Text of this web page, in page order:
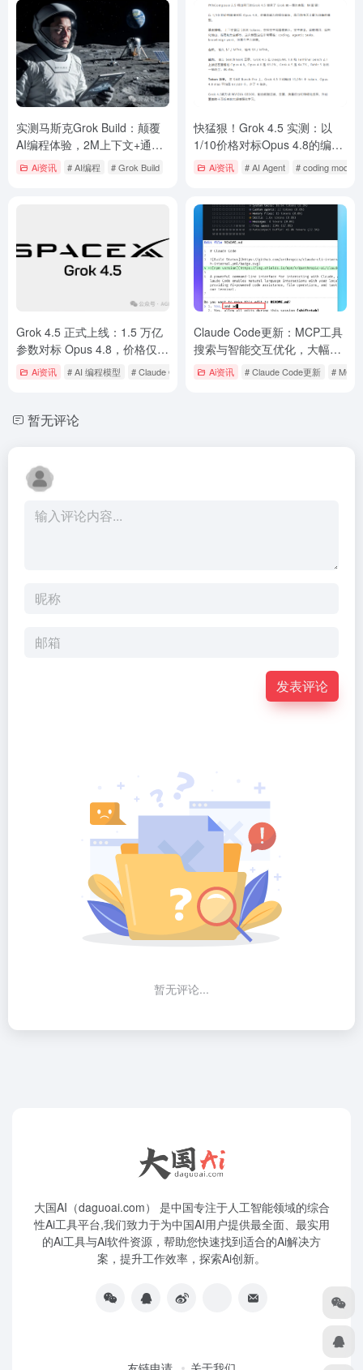
实测马斯克Grok Build：颠覆
AI编程体验，2M上下文+通用
Agent野心，Claude Code慌
了吗？
Ai资讯 # AI编程 # Grok Build
快猛狠！Grok 4.5 实测：以
1/10价格对标Opus 4.8的编程
新王Ai资讯 # AI Agent # coding model
Grok 4.5 正式上线：1.5 万亿
参数对标 Opus 4.8，价格仅为
四分之一，马斯克这次要掀桌
Ai资讯 # AI 编程模型 # Claude Opus 4.8 # Cursor
Claude Code更新：MCP工具
搜索与智能交互优化，大幅提
升开发效率
Ai资讯 # Claude Code更新 # MCP
暂无评论
发表评论
暂无评论...
大国AI（daguoai.com） 是中国专注于人工智能领域的综合
性Ai工具平台,我们致力于为中国AI用户提供最全面、最实用
的Ai工具与Ai软件资源，帮助您快速找到适合的Ai解决方
案，提升工作效率，探索Ai创新。